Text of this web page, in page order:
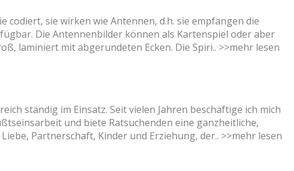
codiert, sie wirken wie Antennen, d.h. sie empfangen die
Die Antennenbilder können als Kartenspiel oder aber
laminiert mit abgerundeten Ecken. Die Spiri.. >>mehr lesen
ständig im Einsatz. Seit vielen Jahren beschäftige ich mich
und biete Ratsuchenden eine ganzheitliche,
Partnerschaft, Kinder und Erziehung, der.. >>mehr lesen